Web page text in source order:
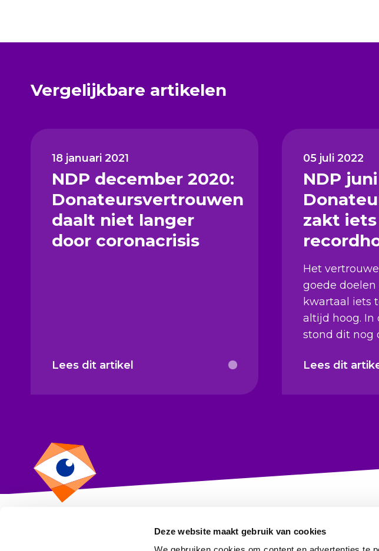
Deze website maakt gebruik van cookies
Vergelijkbare artikelen
18 januari 2021
NDP december 2020:
Donateursvertrouwen
daalt niet langer
door coronacrisis
Lees dit artikel
05 juli 2022
NDP
zakt
Het
goede
kwartaal iets
altijd hoog.
stond dit nog
Lees dit